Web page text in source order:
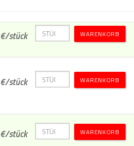
€/stück WARENKORB
€/stück WARENKORB
€/stück WARENKORB